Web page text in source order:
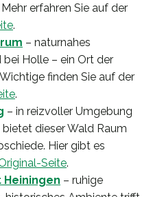
erfahren Sie auf der
.
– naturnahes
Holle – ein Ort der
finden Sie auf der
.
– in reizvoller Umgebung
dieser Wald Raum
Hier gibt es
Seite.
– ruhige